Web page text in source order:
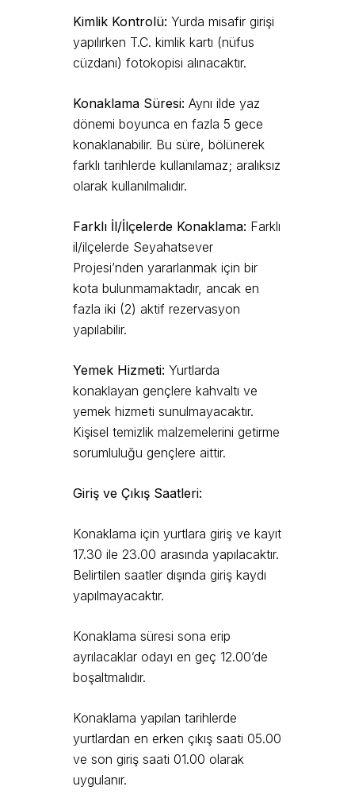
Kimlik Kontrolü: Yurda misafir girişi
yapılırken T.C. kimlik kartı (nüfus
cüzdanı) fotokopisi alınacaktır.
Konaklama Süresi: Aynı ilde yaz
dönemi boyunca en fazla 5 gece
konaklanabilir. Bu süre, bölünerek
farklı tarihlerde kullanılamaz; aralıksız
olarak kullanılmalıdır.
Farklı İl/İlçelerde Konaklama: Farklı
il/ilçelerde Seyahatsever
Projesi’nden yararlanmak için bir
kota bulunmamaktadır, ancak en
fazla iki (2) aktif rezervasyon
yapılabilir.
Yemek Hizmeti: Yurtlarda
konaklayan gençlere kahvaltı ve
yemek hizmeti sunulmayacaktır.
Kişisel temizlik malzemelerini getirme
sorumluluğu gençlere aittir.
Giriş ve Çıkış Saatleri:
Konaklama için yurtlara giriş ve kayıt
17.30 ile 23.00 arasında yapılacaktır.
Belirtilen saatler dışında giriş kaydı
yapılmayacaktır.
Konaklama süresi sona erip
ayrılacaklar odayı en geç 12.00’de
boşaltmalıdır.
Konaklama yapılan tarihlerde
yurtlardan en erken çıkış saati 05.00
ve son giriş saati 01.00 olarak
uygulanır.